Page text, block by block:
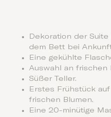
Dekoration der
dem Bett bei
Eine gekühlte
Auswahl an frischen
Süßer Teller.
Erstes Frühstück
frischen Blumen.
Eine 20-minütige